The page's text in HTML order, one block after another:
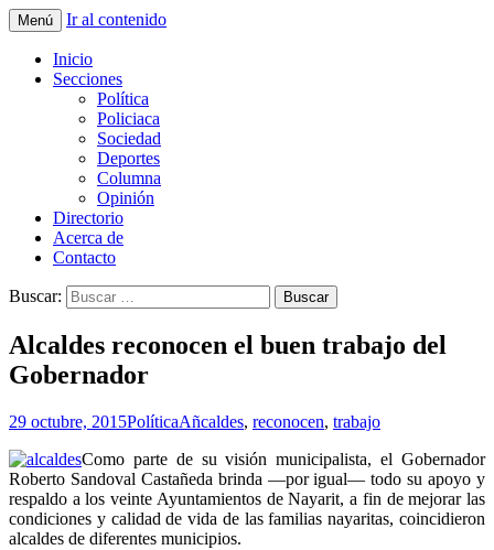
La Yunta de Tepic
Menú Ir al contenido
Inicio
Secciones
Política
Policiaca
Sociedad
Deportes
Columna
Opinión
Directorio
Acerca de
Contacto
Buscar:
Alcaldes reconocen el buen trabajo del
Gobernador
29 octubre, 2015PolíticaAñcaldes, reconocen, trabajo
Como parte de su visión municipalista, el Gobernador
Roberto Sandoval Castañeda brinda —por igual— todo su apoyo y
respaldo a los veinte Ayuntamientos de Nayarit, a fin de mejorar las
condiciones y calidad de vida de las familias nayaritas, coincidieron
alcaldes de diferentes municipios.